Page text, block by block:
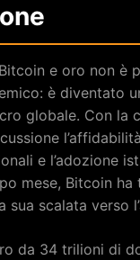
e oro non è
è diventato
globale. Con la
e l’adozione
mese, Bitcoin
sua scalata verso
da 34 trilioni di